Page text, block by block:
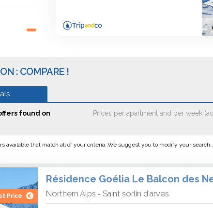
area
your ski
the lake
Réallon
offers on
: COMPARE !
offers found on
Prices per apartment and per week
available that match all of your criteria..We suggest you to modify your
Price
Résidence Goélia Le Balcon des
Northern Alps - Saint sorlin d'arves